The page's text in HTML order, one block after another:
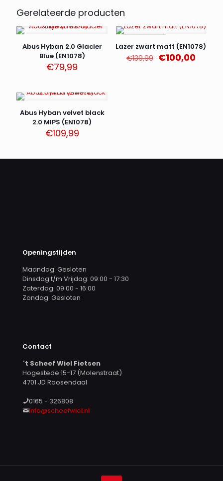
Gerelateerde producten
Abus Hyban 2.0 Glacier
Blue (EN1078)
€79,99
Lazer zwart matt (EN1078)
€139,99 €100,00
Abus Hyban velvet black
2.0 MIPS (EN1078)
€109,99
Openingstijden
Maandag: Gesloten
Dinsdag t/m Vrijdag: 09:00 - 17:30
Zaterdag: 09:00 - 16:00
Zondag: Gesloten
Contact
`t Scheef Wiel Fietsen
Hogestede 15-17 (Molenstraat)
4701 JD Roosendaal
0165 - 326808
Info@scheefwiel.nl